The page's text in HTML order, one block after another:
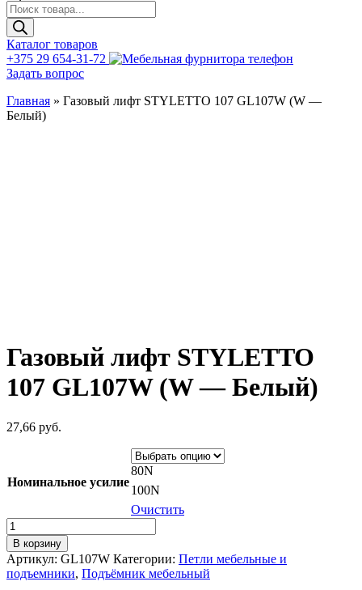
Поиск
товаров
Каталог товаров
+375 29 654-31-72
Задать вопрос
Главная » Газовый лифт STYLETTO 107 GL107W (W —
Белый)
Газовый лифт STYLETTO
107 GL107W (W — Белый)
27,66 руб.
Номинальное усилие
80N
100N
Очистить
Количество
товара
Газовый
лифт
STYLETTO
В корзину
Артикул: GL107W Категории: Петли мебельные и
подъемники, Подъёмник мебельный